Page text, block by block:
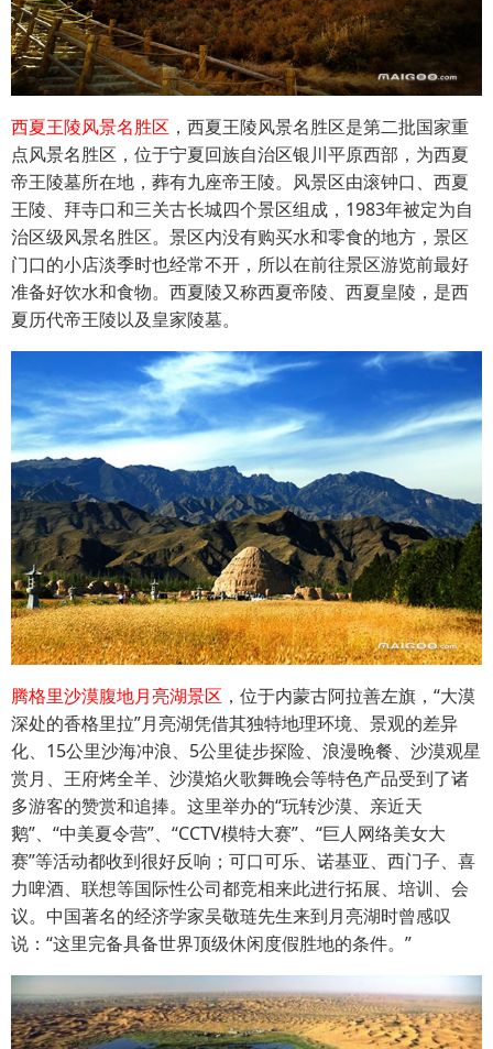
西夏王陵风景名胜区 ，西夏王陵风景名胜区是第二批国家重
点风景名胜区，位于宁夏回族自治区银川平原西部，为西夏
帝王陵墓所在地，葬有九座帝王陵。风景区由滚钟口、西夏
王陵、拜寺口和三关古长城四个景区组成，1983年被定为自
治区级风景名胜区。景区内没有购买水和零食的地方，景区
门口的小店淡季时也经常不开，所以在前往景区游览前最好
准备好饮水和食物。西夏陵又称西夏帝陵、西夏皇陵，是西
夏历代帝王陵以及皇家陵墓。
腾格里沙漠腹地月亮湖景区 ，位于内蒙古阿拉善左旗，“大漠
深处的香格里拉”月亮湖凭借其独特地理环境、景观的差异
化、15公里沙海冲浪、5公里徒步探险、浪漫晚餐、沙漠观星
赏月、王府烤全羊、沙漠焰火歌舞晚会等特色产品受到了诸
多游客的赞赏和追捧。这里举办的“玩转沙漠、亲近天
鹅”、“中美夏令营”、“CCTV模特大赛”、“巨人网络美女大
赛”等活动都收到很好反响；可口可乐、诺基亚、西门子、喜
力啤酒、联想等国际性公司都竞相来此进行拓展、培训、会
议。中国著名的经济学家吴敬琏先生来到月亮湖时曾感叹
说：“这里完备具备世界顶级休闲度假胜地的条件。”